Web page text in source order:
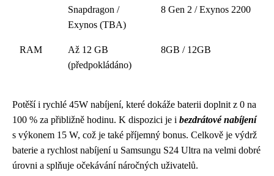
Snapdragon /
Exynos (TBA)
8 Gen 2 / Exynos 2200
RAM
Až 12 GB
(předpokládáno)
8GB / 12GB
Potěší i rychlé 45W nabíjení, které dokáže baterii doplnit z 0 na
100 % za přibližně hodinu. K dispozici je i bezdrátové nabíjení
s výkonem 15 W, což je také příjemný bonus. Celkově je výdrž
baterie a rychlost nabíjení u Samsungu S24 Ultra na velmi dobré
úrovni a splňuje očekávání náročných uživatelů.